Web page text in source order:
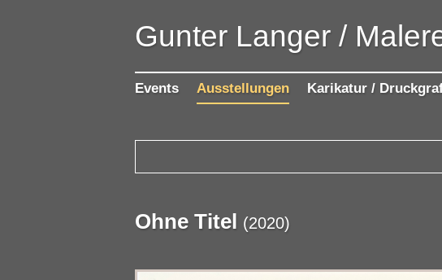
Gunter Langer /
Events Ausstellungen Karikatur /
Ohne Titel (2020)